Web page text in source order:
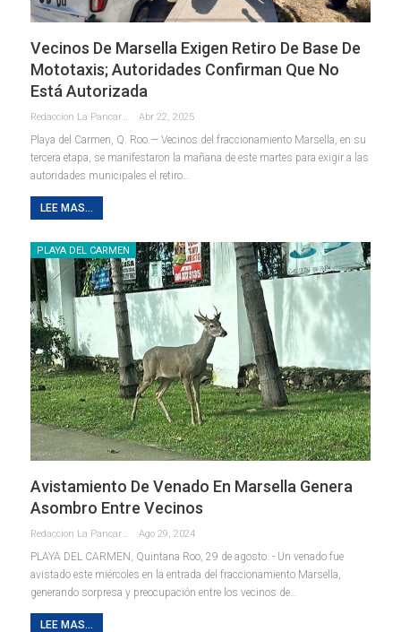
Vecinos De Marsella Exigen Retiro De Base De
Mototaxis; Autoridades Confirman Que No
Está Autorizada
Redaccion La Pancarta De Quintana Roo Abr 22, 2025
Playa del Carmen, Q. Roo.— Vecinos del fraccionamiento Marsella, en su
tercera etapa, se manifestaron la mañana de este martes para exigir a las
autoridades municipales el retiro…
LEE MAS...
PLAYA DEL CARMEN
Avistamiento De Venado En Marsella Genera
Asombro Entre Vecinos
Ago 29, 2024
PLAYA DEL CARMEN, Quintana Roo, 29 de agosto. - Un venado fue
avistado este miércoles en la entrada del fraccionamiento Marsella,
generando sorpresa y preocupación entre los vecinos de
LEE MAS...